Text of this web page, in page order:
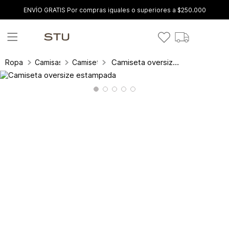
ENVÍO GRATIS Por compras iguales o superiores a $250.000
Ropa Camisas y blusas
Camisetas Camiseta oversize estampada